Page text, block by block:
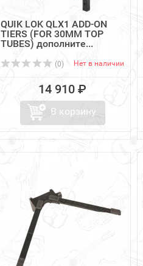
QUIK LOK QLX1 ADD-ON
TIERS (FOR 30MM TOP
TUBES) дополните...
(0) Нет в наличии
14 910 ₽
В корзину